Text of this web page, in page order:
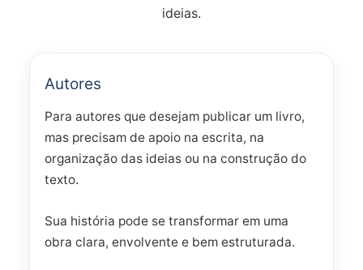
ideias.
Autores
Para autores que desejam publicar um livro,
mas precisam de apoio na escrita, na
organização das ideias ou na construção do
texto.
Sua história pode se transformar em uma
obra clara, envolvente e bem estruturada.